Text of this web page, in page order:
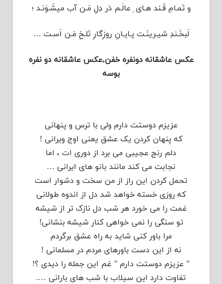
و تَمـامِ قَـند هـای ِ عالَـم دَر دِلِ مَـن آب میشَـوَنـد ؛
لَبخَـندِ شیـرینَـت پـایـانِ روزِگارِ تَلـخِ مَـن اَسـت …
عکس عاشقانه دونفره خفن,عکس عاشقانه دو نفره
بوسه
عزیزم دوستت دارم ولی با ترس و پنهانی
که پنهان کردن یک عشق یعنی اوج ویرانی !
دلم رنج عجیبی می برد از دوری ات ، اما
نجابت می کند مانند بانو های ایرانی …
تحمل کردن این راز از من سخت و دشوار است
که روزی خسته خواهد شد دل از اندوه طولانی
غمت را می خورد هر شب دل نازک تر از شیشه
تو سنگی را نمی خواهی کنار شیشه بنشانی!
مرا باور کنی شاید به راه عشق برگردم
نه از این دست باورهای مردم در مسلمانی !
” عزیزم دوستت دارم ” غم این جمله را دیدی ؟!
تفاوت دارد این سیلاب با شب های بارانی ….